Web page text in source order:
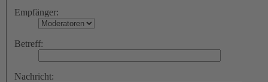
Empfänger:
Betreff:
Nachricht: